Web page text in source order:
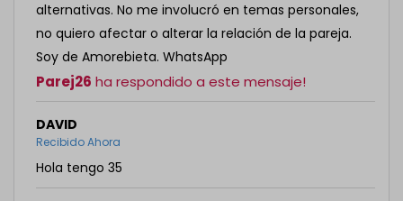
alternativas. No me involucró en temas personales,
no quiero afectar o alterar la relación de la pareja.
Soy de Amorebieta. WhatsApp
Parej26 ha respondido a este mensaje!
DAVID
Recibido Ahora
Hola tengo 35